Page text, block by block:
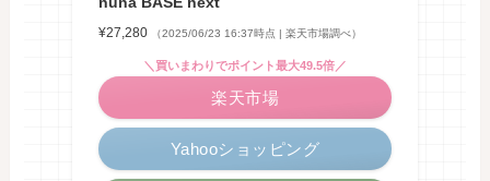
¥27,280 （2025/06/23 16:37時点 | 楽天市場調べ）
＼買いまわりでポイント最大49.5倍／
楽天市場
Yahooショッピング